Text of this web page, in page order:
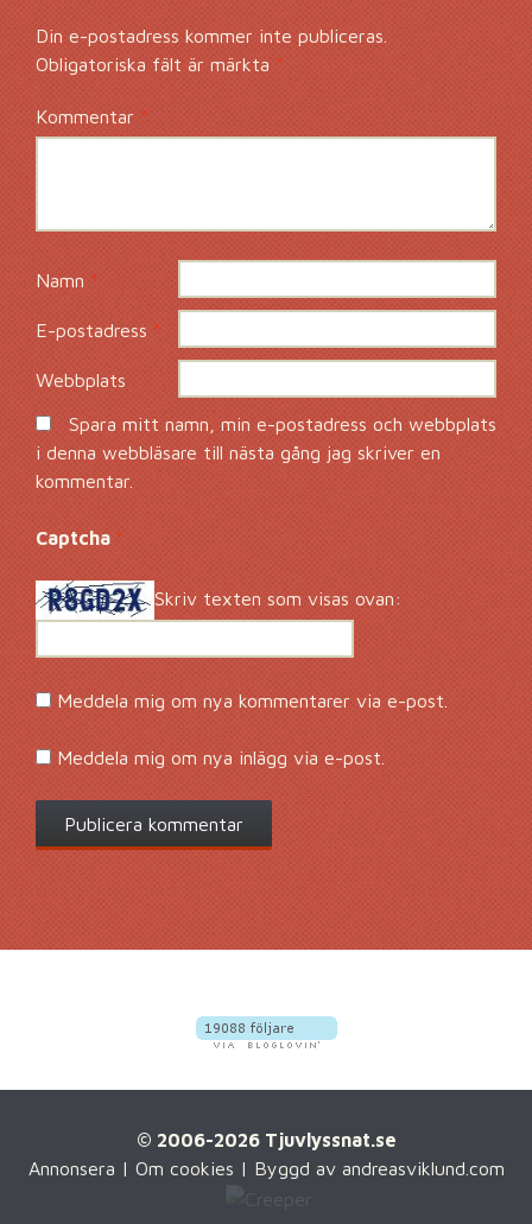
Din e-postadress kommer inte publiceras.
Obligatoriska fält är märkta*
Kommentar*
Namn*
E-postadress *
Webbplats
Spara mitt namn, min e-postadress och webbplats
i denna webbläsare till nästa gång jag skriver en
kommentar.
Captcha*
Skriv texten som visas ovan:
Meddela mig om nya kommentarer via e-post.
Meddela mig om nya inlägg via e-post.
© 2006-2026 Tjuvlyssnat.se
Annonsera | Om cookies | Byggd av andreasviklund.com